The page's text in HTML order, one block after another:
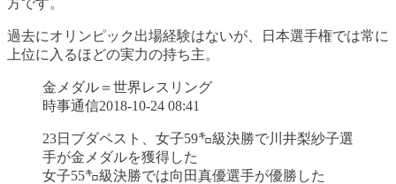
過去にオリンピック出場経験はないが、日本選手権では常に
上位に入るほどの実力の持ち主。
金メダル＝世界レスリング
時事通信2018-10-24 08:41
23日ブダペスト、女子59㌔級決勝で川井梨紗子選
手が金メダルを獲得した
女子55㌔級決勝では向田真優選手が優勝した